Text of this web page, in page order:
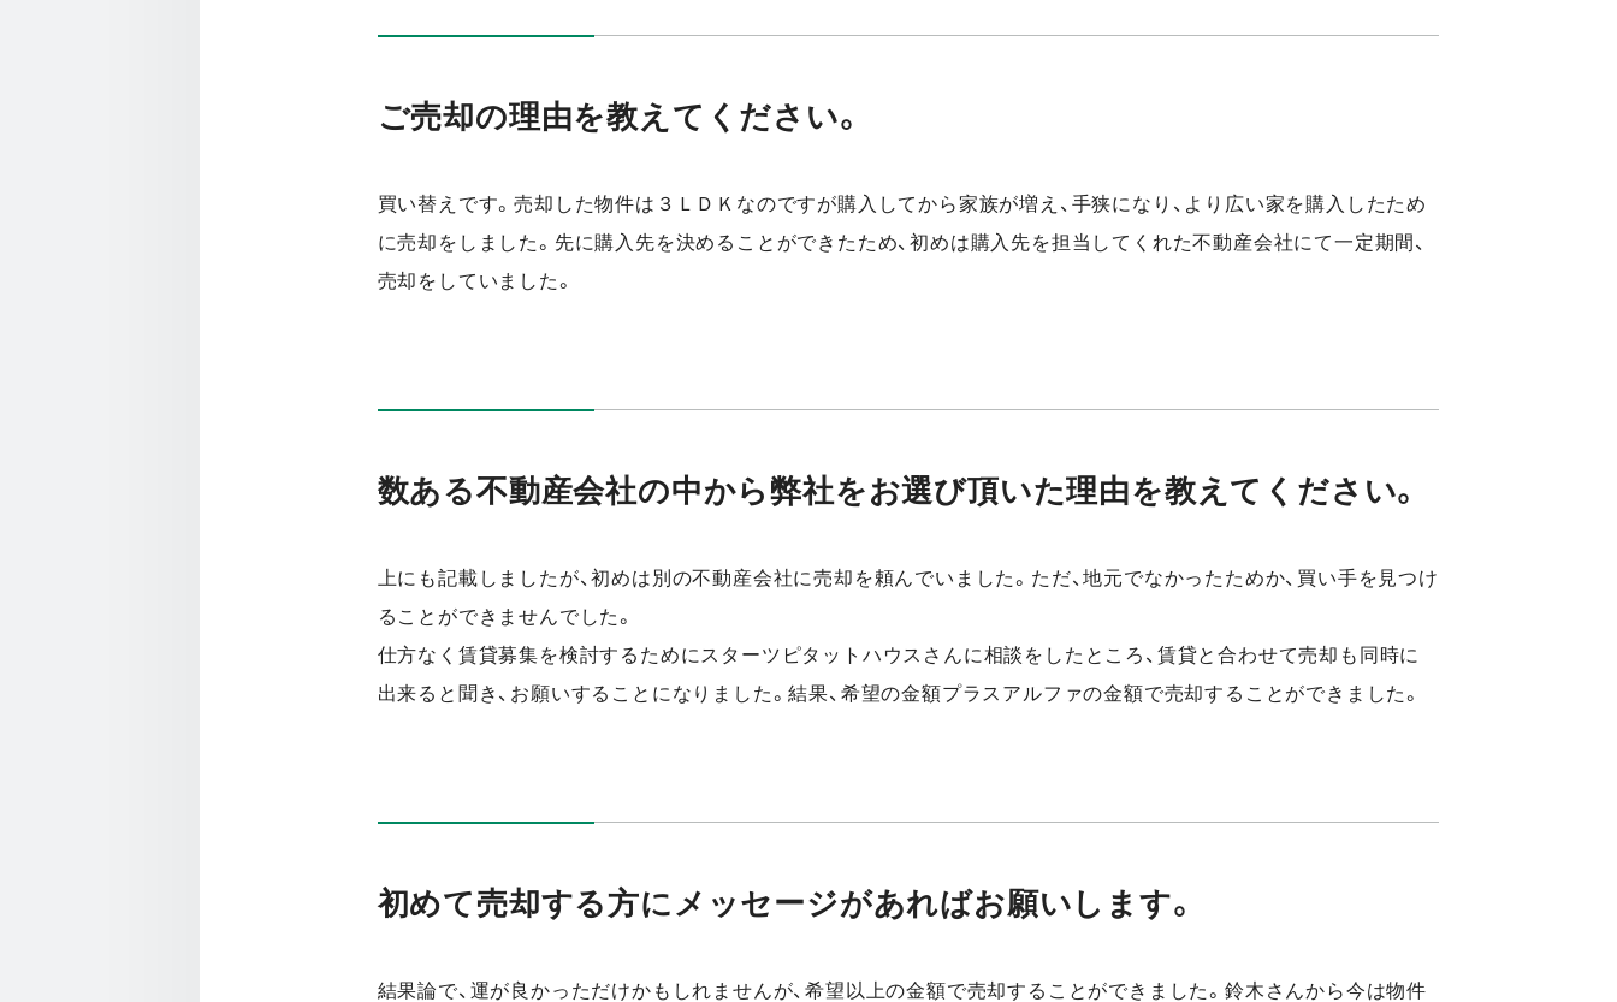
ご売却の理由を教えてください。
買い替えです。売却した物件は３ＬＤＫなのですが購入してから家族が増え、手狭になり、より広い家を購入したため
に売却をしました。先に購入先を決めることができたため、初めは購入先を担当してくれた不動産会社にて一定期間、
売却をしていました。
数ある不動産会社の中から弊社をお選び頂いた理由を教えてください。
上にも記載しましたが、初めは別の不動産会社に売却を頼んでいました。ただ、地元でなかったためか、買い手を見つけ
ることができませんでした。
仕方なく賃貸募集を検討するためにスターツピタットハウスさんに相談をしたところ、賃貸と合わせて売却も同時に
出来ると聞き、お願いすることになりました。結果、希望の金額プラスアルファの金額で売却することができました。
初めて売却する方にメッセージがあればお願いします。
結果論で、運が良かっただけかもしれませんが、希望以上の金額で売却することができました。鈴木さんから今は物件